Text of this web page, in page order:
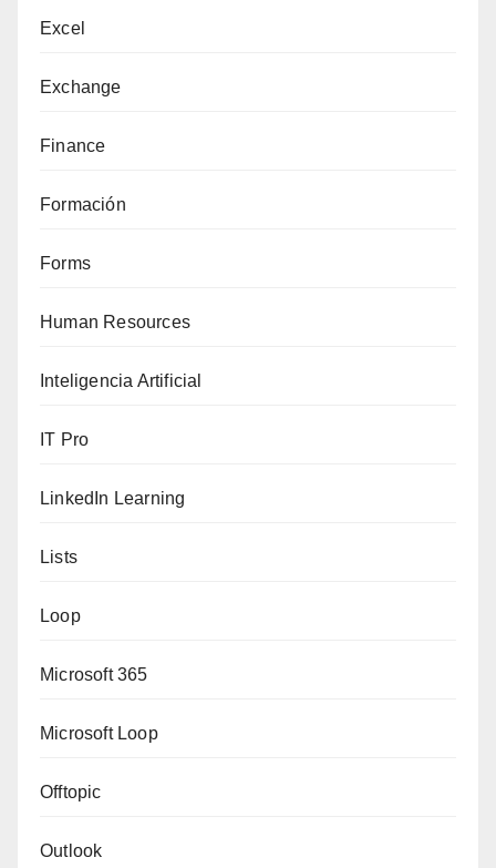
Excel
Exchange
Finance
Formación
Forms
Human Resources
Inteligencia Artificial
IT Pro
LinkedIn Learning
Lists
Loop
Microsoft 365
Microsoft Loop
Offtopic
Outlook